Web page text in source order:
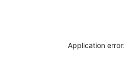
Application